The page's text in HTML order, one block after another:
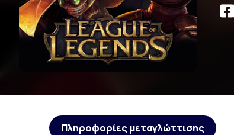
Πληροφορίες μεταγλώττισης